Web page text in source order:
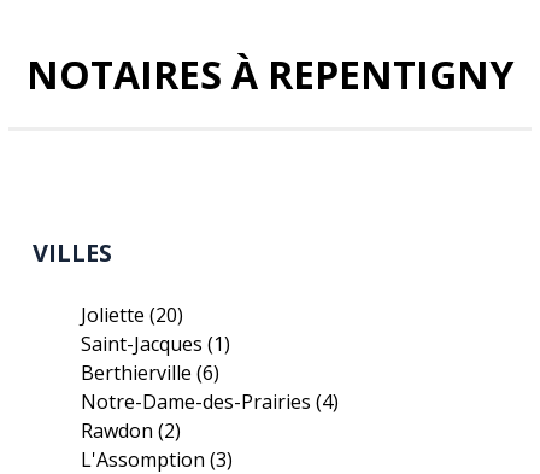
NOTAIRES À REPENTIGNY
VILLES
Joliette(20)
Saint-Jacques(1)
Berthierville(6)
Notre-Dame-des-Prairies(4)
Rawdon(2)
L'Assomption(3)